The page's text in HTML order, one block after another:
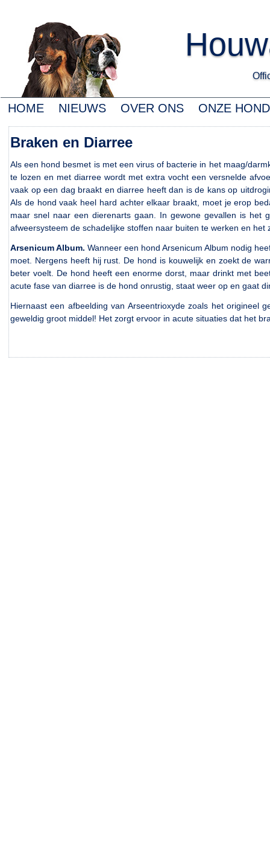
HOME NIEUWS OVER ONS ONZE
Braken en Diarree
Als een hond besmet is met een virus of bacterie in het maag/
te lozen en met diarree wordt met extra vocht een versnelde
vaak op een dag braakt en diarree heeft dan is de kans op
Als de hond vaak heel hard achter elkaar braakt, moet je erop
maar snel naar een dierenarts gaan. In gewone gevallen is
afweersysteem de schadelijke stoffen naar buiten te werken en
Arsenicum Album. Wanneer een hond Arsenicum Album nodig
moet. Nergens heeft hij rust. De hond is kouwelijk en zoekt de
beter voelt. De hond heeft een enorme dorst, maar drinkt met
acute fase van diarree is de hond onrustig, staat weer op en gaat
Hiernaast een afbeelding van Arseentrioxyde zoals het origineel
geweldig groot middel! Het zorgt ervoor in acute situaties dat het